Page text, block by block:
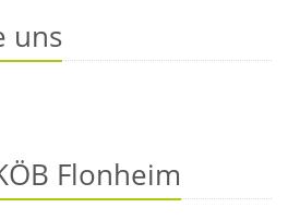
uns
Flonheim